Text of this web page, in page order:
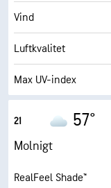
AccuLumen
Molntäcke
Sikt
Vind
Luftkvalitet
Max UV-index
Fuktighet
Daggpunkt
21 57°
Molnigt
RealFeel Shade™